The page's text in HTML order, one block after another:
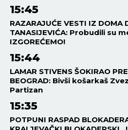
15:45
RAZARAJUĆE VESTI IZ DOMA
TANASIJEVIĆA: Probudili su
IZGOREĆEMO!
15:44
LAMAR STIVENS ŠOKIRAO
BEOGRAD: Bivši košarkaš
Partizan
15:35
POTPUNI RASPAD